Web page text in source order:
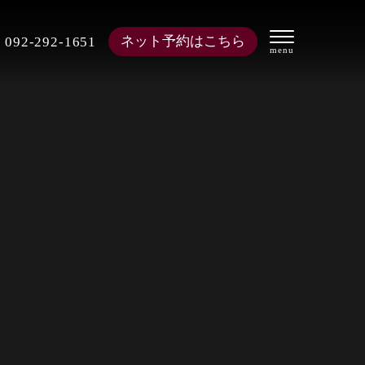
092-292-1651 ネット予約はこちら